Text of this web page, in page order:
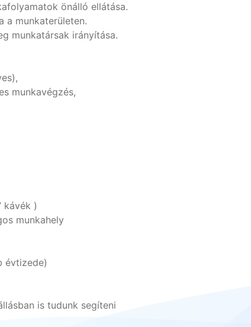
önálló ellátása.
a munkaterületen.
munkatársak irányítása.
munkavégzés,
kávék )
munkahely
évtizede)
is tudunk segíteni